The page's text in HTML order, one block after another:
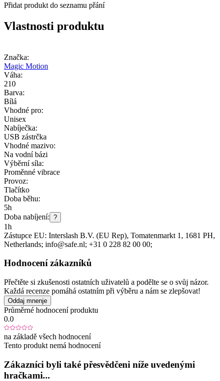
Přidat produkt do seznamu přání
Vlastnosti produktu
Značka:
Magic Motion
Váha:
210
Barva:
Bílá
Vhodné pro:
Unisex
Nabíječka:
USB zástrčka
Vhodné mazivo:
Na vodní bázi
Výběrní síla:
Proměnné vibrace
Provoz:
Tlačítko
Doba běhu:
5h
Doba nabíjení: ?
1h
Zástupce EU: Interslash B.V. (EU Rep), Tomatenmarkt 1 , 1681 PH,
Netherlands; info@safe.nl; +31 0 228 82 00 00;
Hodnocení zákazníků
Přečtěte si zkušenosti ostatních uživatelů a podělte se o svůj názor.
Každá recenze pomáhá ostatním při výběru a nám se zlepšovat!
Oddaj mnenje
Průměrné hodnocení produktu
0.0
na základě všech hodnocení
Tento produkt nemá hodnocení
Zákazníci byli také přesvědčeni níže uvedenými
hračkami...